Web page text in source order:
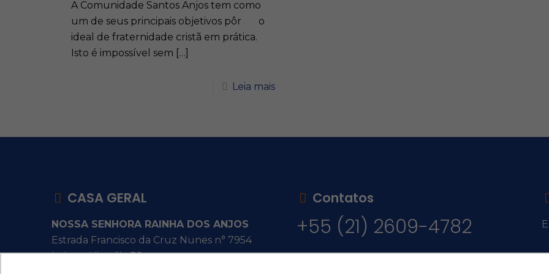
A Comunidade Santos Anjos tem como
um de seus principais objetivos pôr o
ideal de fraternidade cristã em prática.
Isto é impossível sem […]
Leia mais
CASA GERAL
NOSSA SENHORA RAINHA DOS ANJOS
Estrada Francisco da Cruz Nunes n° 7954
Itaipu - Niterói - RJ
Contatos
+55 (21) 2609-4782